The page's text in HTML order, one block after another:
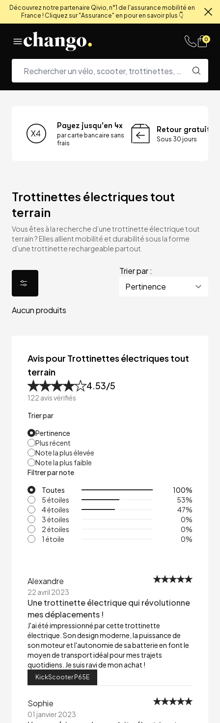
Découvrez notre partenaire Qivio, n°1 de l'assurance mobilité en
France ! Cliquez sur "Assurance" en pour en savoir plus 👇
0
Payez jusqu'en 4x
par carte bancaire sans
frais
Retour gratuit
Sous 30 jours
Trottinettes électriques tout
terrain
Vous êtes à la recherche d’une trottinette électrique tout
terrain ? Elles allient mobilité et durabilité sous la forme
d’une trottinette rechargeable partout.
Trier par :
Aucun produits
Avis pour Trottinettes électriques tout
terrain
4.53/5
122 avis vérifiés
Trier par
Pertinence
Plus récent
Note la plus élevée
Note la plus faible
Filtrer par note
Toutes
100%
5 étoiles
53%
4 étoiles
47%
3 étoiles
0%
2 étoiles
0%
1 étoile
0%
Alexandre
22 avril 2023
Une trottinette électrique qui révolutionne
mes déplacements !
J'ai été impressionné par cette trottinette
électrique. Son design moderne, la puissance de
son moteur et l'autonomie de sa batterie en font le
moyen de transport idéal pour mes trajets
quotidiens. Je suis ravi de mon achat !
KickScooter P65E
Sophie
01 janvier 2023